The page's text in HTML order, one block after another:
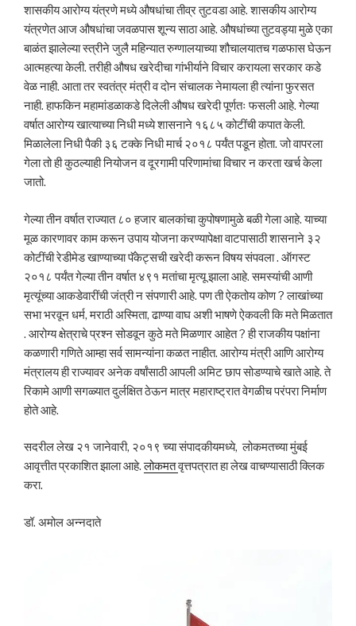
शासकीय आरोग्य यंत्रणे मध्ये औषधांचा तीव्र तुटवडा आहे. शासकीय आरोग्य
यंत्रणेत आज औषधांचा जवळपास शून्य साठा आहे. औषधांच्या तुटवड्या मुळे एका
बाळंत झालेल्या स्त्रीने जुलै महिन्यात रुग्णालयाच्या शौचालयातच गळफास घेऊन
आत्महत्या केली. तरीही औषध खरेदीचा गांभीर्याने विचार करायला सरकार कडे
वेळ नाही. आता तर स्वतंत्र मंत्री व दोन संचालक नेमायला ही त्यांना फुरसत
नाही. हाफकिन महामांडळाकडे दिलेली औषध खरेदी पूर्णतः फसली आहे. गेल्या
वर्षात आरोग्य खात्याच्या निधी मध्ये शासनाने १६८५ कोटींची कपात केली.
मिळालेला निधी पैकी ३६ टक्के निधी मार्च २०१८ पर्यंत पडून होता. जो वापरला
गेला तो ही कुठल्याही नियोजन व दूरगामी परिणामांचा विचार न करता खर्च केला
जातो.
गेल्या तीन वर्षात राज्यात ८० हजार बालकांचा कुपोषणामुळे बळी गेला आहे. याच्या
मूळ कारणावर काम करून उपाय योजना करण्यापेक्षा वाटपासाठी शासनाने ३२
कोटींची रेडीमेड खाण्याच्या पॅकेट्सची खरेदी करून विषय संपवला . ऑगस्ट
२०१८ पर्यंत गेल्या तीन वर्षात ४९१ मतांचा मृत्यू झाला आहे. समस्यांची आणी
मृत्यूंच्या आकडेवारींची जंत्री न संपणारी आहे. पण ती ऐकतोय कोण ? लाखांच्या
सभा भरवून धर्म, मराठी अस्मिता, ढाण्या वाघ अशी भाषणे ऐकवली कि मते मिळतात
. आरोग्य क्षेत्राचे प्रश्न सोडवून कुठे मते मिळणार आहेत ? ही राजकीय पक्षांना
कळणारी गणिते आम्हा सर्व सामन्यांना कळत नाहीत. आरोग्य मंत्री आणि आरोग्य
मंत्रालय ही राज्यावर अनेक वर्षांसाठी आपली अमिट छाप सोडण्याचे खाते आहे. ते
रिकामे आणी सगळ्यात दुर्लक्षित ठेऊन मात्र महाराष्ट्रात वेगळीच परंपरा निर्माण
होते आहे.
सदरील लेख २१ जानेवारी, २०१९ च्या संपादकीयमध्ये, लोकमतच्या मुंबई
आवृत्तीत प्रकाशित झाला आहे.लोकमतवृत्तपत्रात हा लेख वाचण्यासाठी क्लिक
करा.
डॉ. अमोल अन्नदाते